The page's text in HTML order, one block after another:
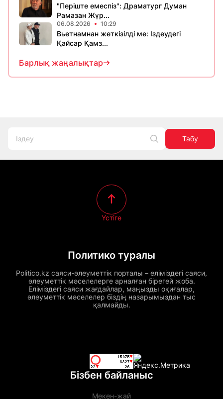
​"Періште емеспіз": Драматург Думан
Рамазан Жүр...
06.08.2026 10:29
Вьетнамнан жеткізілді ме: Іздеудегі
Қайсар Қамз...
Барлық жаңалықтар
Табу
Политико туралы
Politico.kz саяси-әлеуметтік порталы – еліміздегі саяси,
әлеуметтік мәселелерге арналған бірегей жоба.
Еліміздегі саяси жағдайлар, маңызды оқиғалар,
әлеуметтік мәселелер біздің назарымыздан тыс
қалмайды.
Үстіге
Бізбен байланыс
Мекен-жай